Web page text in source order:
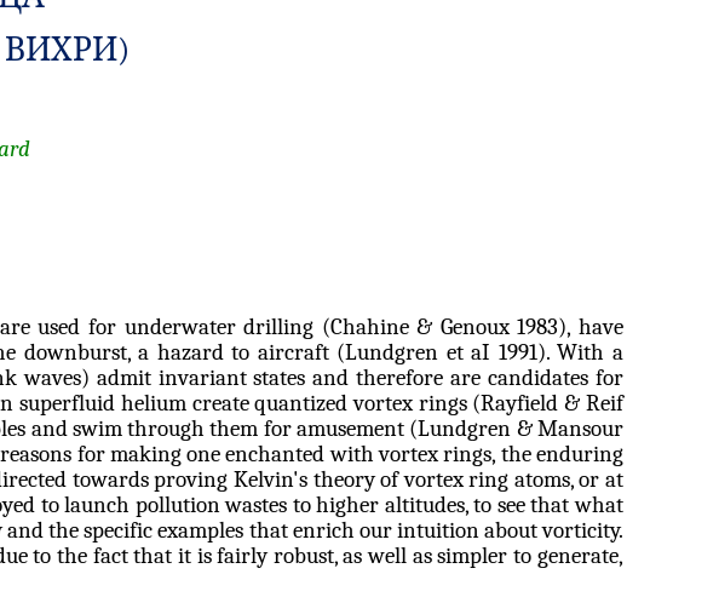
used for underwater drilling (Chahine& Genoux1983), have
downburst, a hazard to aircraft (Lundgren etaI 1991). With a
admit invariant states and therefore are candidates for
superfluid helium create quantized vortex rings (Rayfield & Reif
and swim through them for amusement (Lundgren & Mansour
for making one enchanted with vortex rings, the enduring
towards proving Kelvin's theory of vortex ring atoms, or at
to launch pollution wastes to higher altitudes, to see that what
and the specific examples that enrich our intuition aboutvorticity.
to the fact that it is fairly robust, as well as simpler to generate,